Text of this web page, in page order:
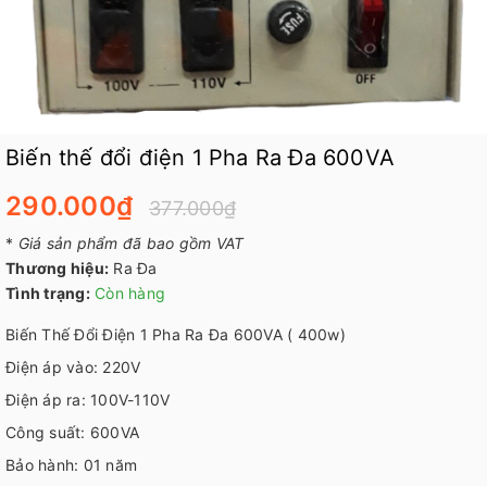
Biến thế đổi điện 1 Pha Ra Đa 600VA
290.000₫ 377.000₫
* Giá sản phẩm đã bao gồm VAT
Thương hiệu: Ra Đa
Tình trạng: Còn hàng
Biến Thế Đổi Điện 1 Pha Ra Đa 600VA ( 400w)
Điện áp vào: 220V
Điện áp ra: 100V-110V
Công suất: 600VA
Bảo hành: 01 năm